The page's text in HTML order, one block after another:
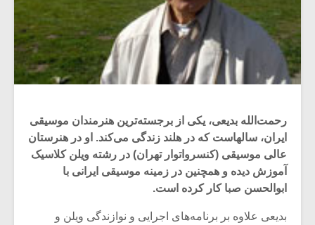
رحمت‌الله بدیعی،‌ یکی از برجسته‌ترین هنرمندان موسیقی
ایران، سالهاست که در هلند زندگی می‌کند. او در هنرستان
عالی موسیقی (کنسرواتوار تهران) در رشته ویلن کلاسیک
آموزش دیده و همچنین در زمینه موسیقی ایرانی با
ابوالحسن صبا کار کرده است.
بدیعی علاوه بر برنامه‌های اجرایی و نوازندگی ویلن و